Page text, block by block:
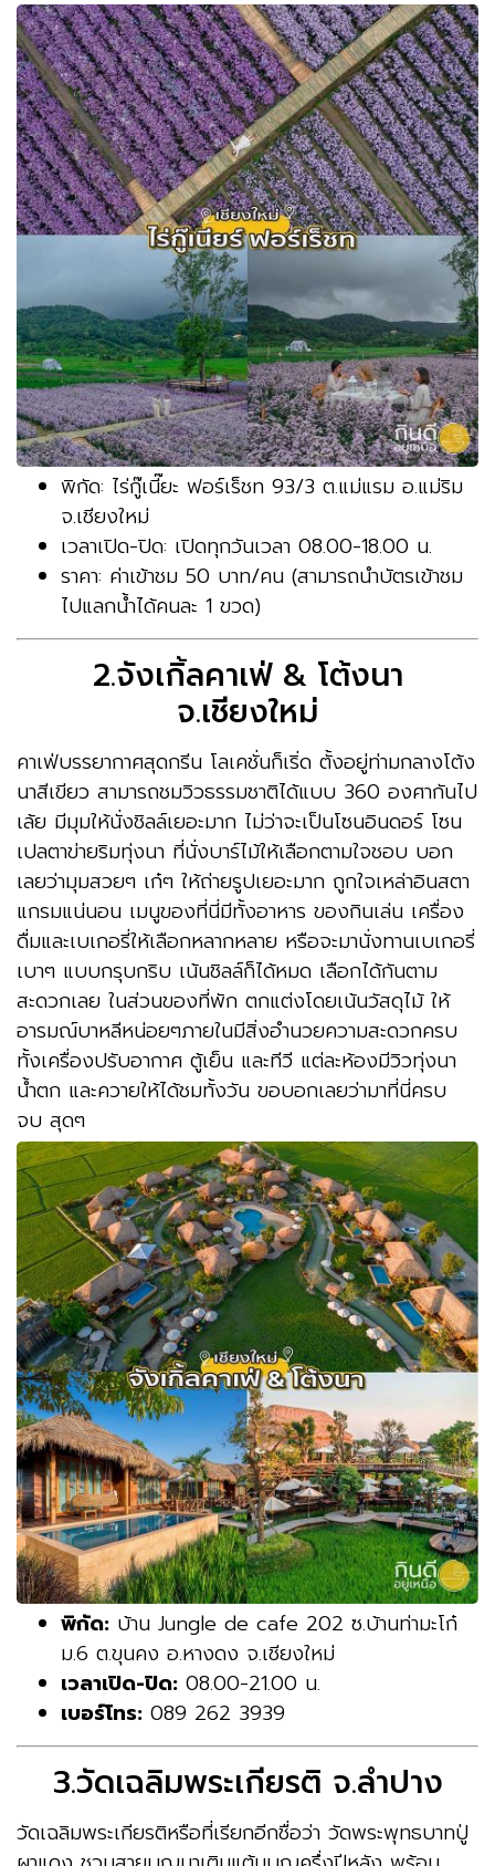
พิกัด: ไร่กู๊เนี๊ยะ ฟอร์เร็ชท 93/3 ต.แม่แรม อ.แม่ริม
จ.เชียงใหม่
เวลาเปิด-ปิด: เปิดทุกวันเวลา 08.00-18.00 น.
ราคา: ค่าเข้าชม 50 บาท/คน (สามารถนำบัตรเข้าชม
ไปแลกน้ำได้คนละ 1 ขวด)
2.จังเกิ้ลคาเฟ่ & โต้งนา
จ.เชียงใหม่
คาเฟ่บรรยากาศสุดกรีน โลเคชั่นก็เริ่ด ตั้งอยู่ท่ามกลางโต้ง
นาสีเขียว สามารถชมวิวธรรมชาติได้แบบ 360 องศากันไป
เล้ย มีมุมให้นั่งชิลล์เยอะมาก ไม่ว่าจะเป็นโซนอินดอร์ โซน
เปลตาข่ายริมทุ่งนา ที่นั่งบาร์ไม้ให้เลือกตามใจชอบ บอก
เลยว่ามุมสวยๆ เก๋ๆ ให้ถ่ายรูปเยอะมาก ถูกใจเหล่าอินสตา
แกรมแน่นอน เมนูของที่นี่มีทั้งอาหาร ของกินเล่น เครื่อง
ดื่มและเบเกอรี่ให้เลือกหลากหลาย หรือจะมานั่งทานเบเกอรี่
เบาๆ แบบกรุบกริบ เน้นชิลล์ก็ได้หมด เลือกได้กันตาม
สะดวกเลย ในส่วนของที่พัก ตกแต่งโดยเน้นวัสดุไม้ ให้
อารมณ์บาหลีหน่อยๆภายในมีสิ่งอำนวยความสะดวกครบ
ทั้งเครื่องปรับอากาศ ตู้เย็น และทีวี แต่ละห้องมีวิวทุ่งนา
น้ำตก และควายให้ได้ชมทั้งวัน ขอบอกเลยว่ามาที่นี่ครบ
จบ สุดๆ
พิกัด: บ้าน Jungle de cafe 202 ซ.บ้านท่ามะโก๋
ม.6 ต.ขุนคง อ.หางดง จ.เชียงใหม่
เวลาเปิด-ปิด: 08.00-21.00 น.
เบอร์โทร: 089 262 3939
3.วัดเฉลิมพระเกียรติ จ.ลำปาง
วัดเฉลิมพระเกียรติหรือที่เรียกอีกชื่อว่า วัดพระพุทธบาทปู่